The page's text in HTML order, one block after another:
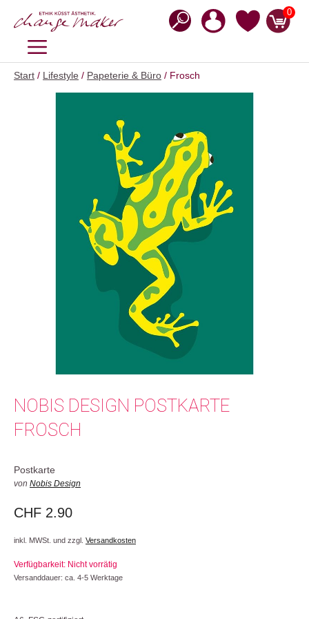
Inhalt
0
MENÜ
Start / Lifestyle / Papeterie & Büro / Frosch
NOBIS DESIGN POSTKARTE
FROSCH
Postkarte
von Nobis Design
CHF 2.90
inkl. MWSt. und zzgl. Versandkosten
Verfügbarkeit: Nicht vorrätig
Versanddauer: ca. 4-5 Werktage